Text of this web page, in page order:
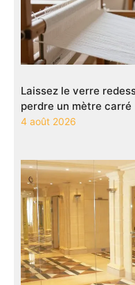
Laissez le verre
perdre un mètre carré
4 août 2026